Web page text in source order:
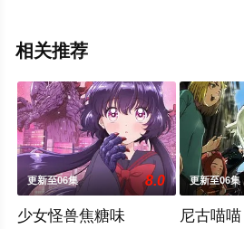
相关推荐
更新至06集 8.0
少女怪兽焦糖味
更新至06集
尼古喵喵